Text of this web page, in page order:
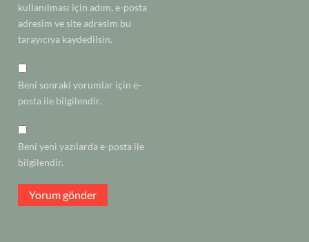
kullanılması için adım, e-posta
adresim ve site adresim bu
tarayıcıya kaydedilsin.
Beni sonraki yorumlar için e-
posta ile bilgilendir.
Beni yeni yazılarda e-posta ile
bilgilendir.